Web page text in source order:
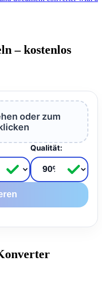
– kostenlos
oder zum
Qualität: